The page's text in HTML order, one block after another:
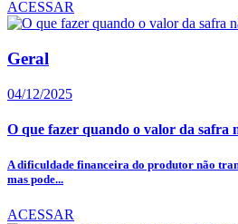
ACESSAR
Geral
04/12/2025
O que fazer quando o valor da safra
A dificuldade financeira do produtor não
mas pode...
ACESSAR